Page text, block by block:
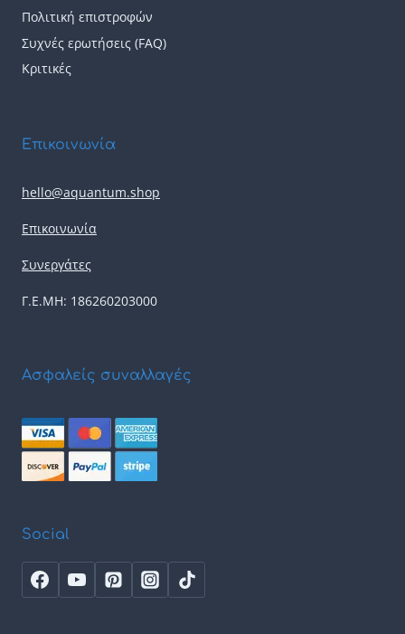
Πολιτική επιστροφών
Συχνές ερωτήσεις (FAQ)
Κριτικές
Επικοινωνία
hello@aquantum.shop
Επικοινωνία
Συνεργάτες
Γ.Ε.ΜΗ: 186260203000
Ασφαλείς συναλλαγές
Social